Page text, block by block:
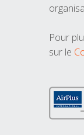
Pour
sur le